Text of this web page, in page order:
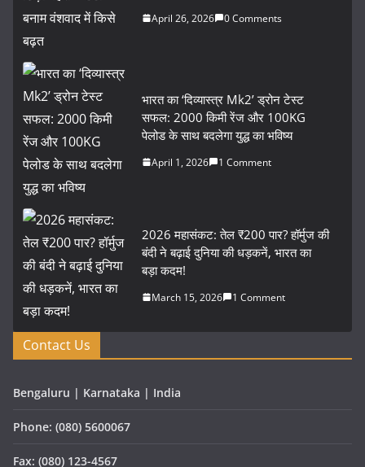
April 26, 2026 0 Comments
भारत का ‘दिव्यास्त्र Mk2’ ड्रोन टेस्ट
सफल: 2000 किमी रेंज और 100KG
पेलोड के साथ बदलेगा युद्ध का भविष्य
April 1, 2026 1 Comment
2026 महासंकट: तेल ₹200 पार? हॉर्मुज की
बंदी ने बढ़ाई दुनिया की धड़कनें, भारत का
बड़ा कदम!
March 15, 2026 1 Comment
Contact Us
Bengaluru | Karnataka | India
Phone: (080) 5600067
Fax: (080) 123-4567